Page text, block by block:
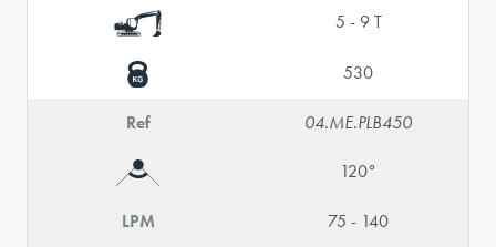
5 - 9 T
530
Ref 04.ME.PLB450
120°
LPM 75 - 140